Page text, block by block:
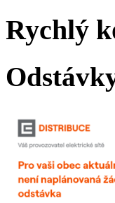
Rychlý